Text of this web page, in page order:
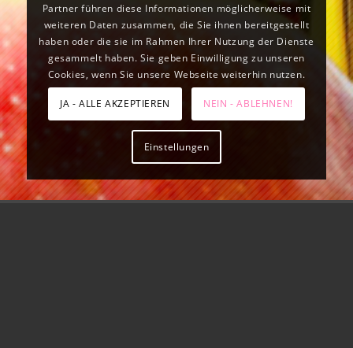
Partner führen diese Informationen möglicherweise mit
weiteren Daten zusammen, die Sie ihnen bereitgestellt
haben oder die sie im Rahmen Ihrer Nutzung der Dienste
gesammelt haben. Sie geben Einwilligung zu unseren
Cookies, wenn Sie unsere Webseite weiterhin nutzen.
JA - ALLE AKZEPTIEREN NEIN - ABLEHNEN!
Einstellungen